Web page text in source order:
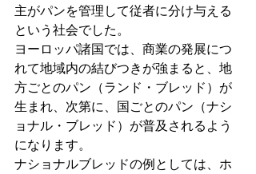
主がパンを管理して従者に分け与える
という社会でした。
ヨーロッパ諸国では、商業の発展につ
れて地域内の結びつきが強まると、地
方ごとのパン（ランド・ブレッド）が
生まれ、次第に、国ごとのパン（ナシ
ョナル・ブレッド）が普及されるよう
になります。
ナショナルブレッドの例としては、ホ